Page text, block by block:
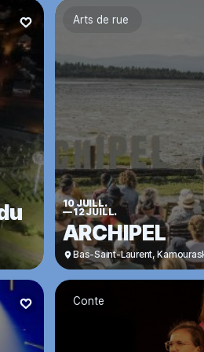
Arts de rue
10 JUILL.
—12 JUILL.
ARCHIPEL
Bas-Saint-Laurent,
Conte